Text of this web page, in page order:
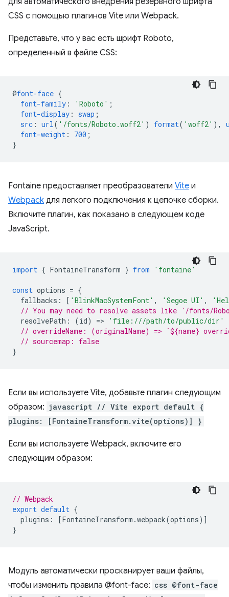
CSS с помощью плагинов Vite или Webpack.
Представьте, что у вас есть шрифт Roboto,
определенный в файле CSS:
@font-face {
font-family : 'Roboto' ;
font-display : swap ;
src : url( '/fonts/Roboto.woff2' ) format( 'woff2' ),
font-weight : 700 ;
}
Fontaine предоставляет преобразователи Vite и
Webpack для легкого подключения к цепочке сборки.
Включите плагин, как показано в следующем коде
JavaScript.
import { FontaineTransform } from 'fontaine'
const options = {
fallbacks : [ 'BlinkMacSystemFont' , 'Segoe UI' ,
// You may need to resolve assets like `/fonts/
resolvePath : (id) => 'file:///path/to/public/dir'
// overrideName: (originalName) => `${name}
// sourcemap: false
}
Если вы используете Vite, добавьте плагин следующим
образом: javascript // Vite export default {
plugins: [FontaineTransform.vite(options)] }
Если вы используете Webpack, включите его
следующим образом:
// Webpack
export default {
plugins : [FontaineTransform .webpack(options)]
}
Модуль автоматически просканирует ваши файлы,
чтобы изменить правила @font-face: css @font-face